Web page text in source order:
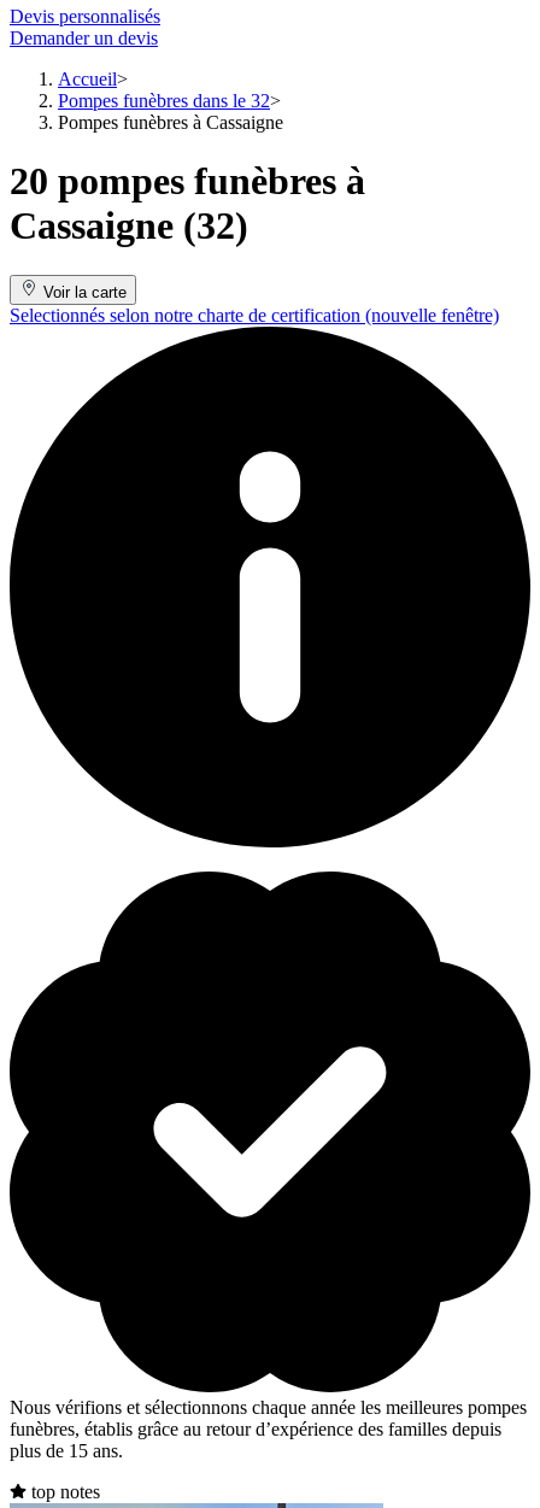
Devis personnalisés
Demander un devis
Accueil
Pompes funèbres dans le 32
Pompes funèbres à Cassaigne
20 pompes funèbres à
Cassaigne (32)
Voir la carte
Selectionnés selon notre charte de certification (nouvelle fenêtre)
Nous vérifions et sélectionnons chaque année les meilleures pompes
funèbres, établis grâce au retour d’expérience des familles depuis
plus de 15 ans.
top notes